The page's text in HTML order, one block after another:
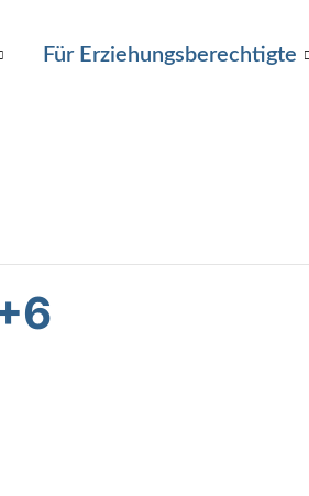
Für Erziehungsberechtigte